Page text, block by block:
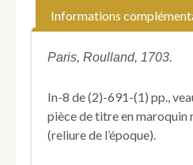
Saints,
où
rapporte
devenus
célèbres
par
Informations
Paris, Roulland, 1703.
In-8 de (2)-691-(1) pp.,
pièce de titre en maroquin
(reliure de l’époque).